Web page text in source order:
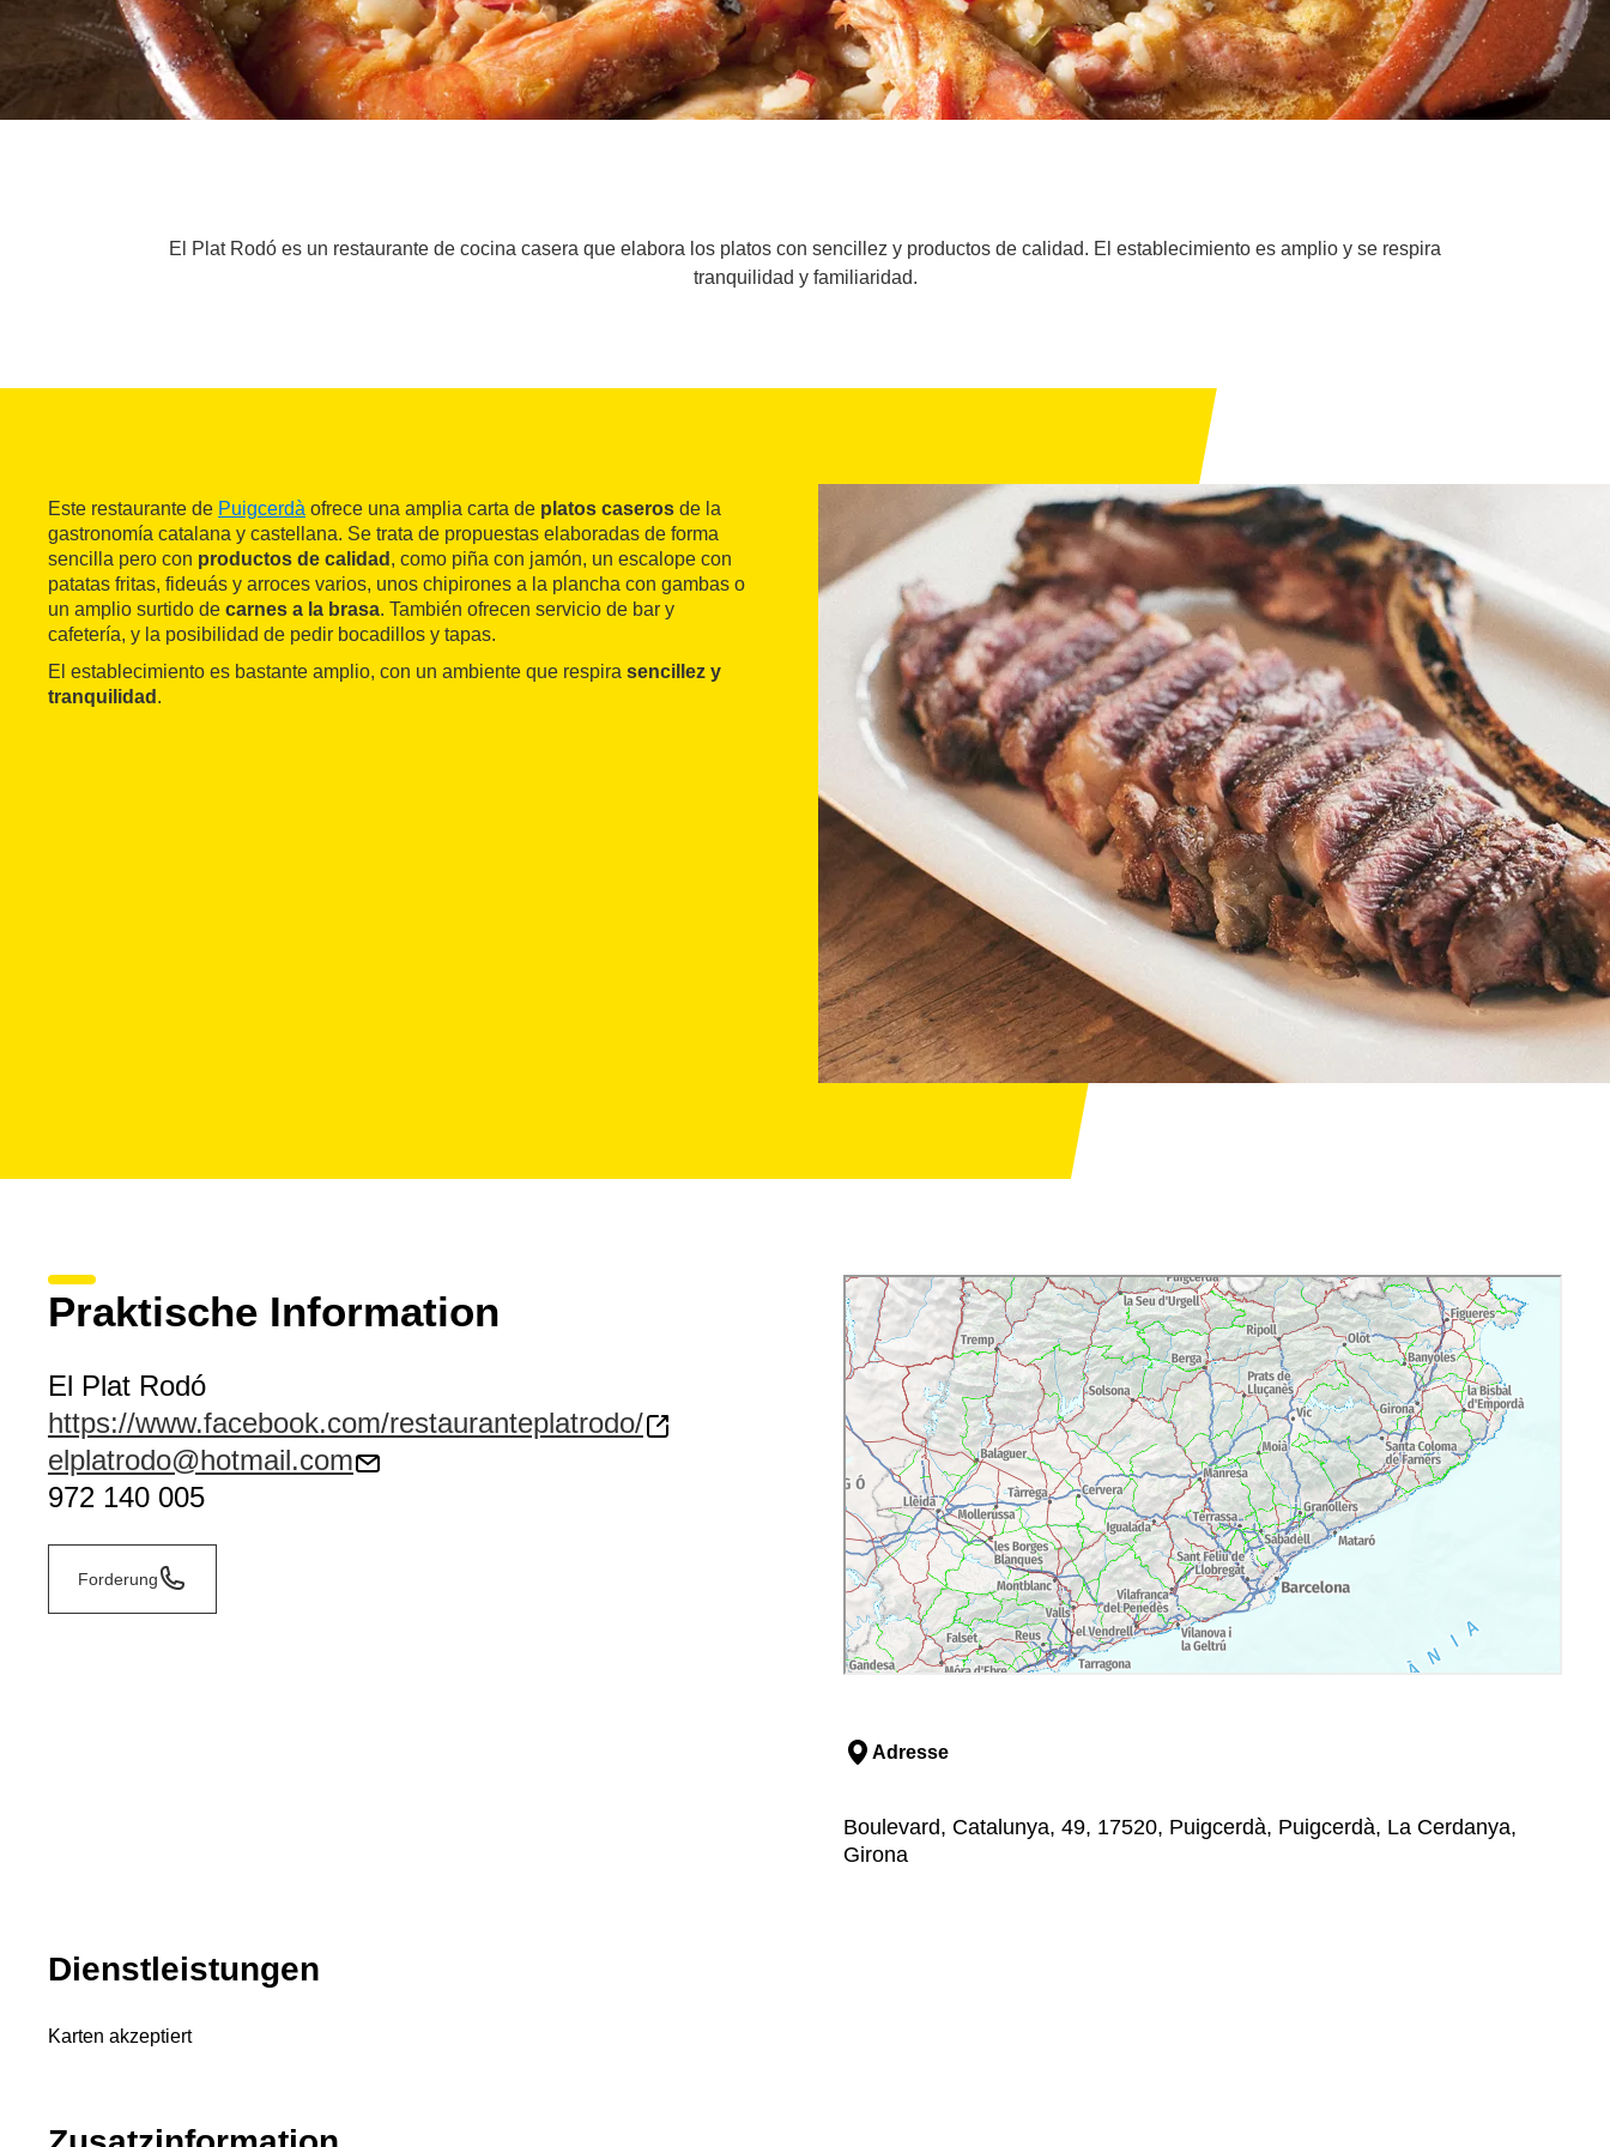
El Plat Rodó es un restaurante de cocina casera que elabora los platos con sencillez y productos de calidad. El establecimiento es amplio y se respira
tranquilidad y familiaridad.
Este restaurante de Puigcerdà ofrece una amplia carta de platos caseros de la
gastronomía catalana y castellana. Se trata de propuestas elaboradas de forma
sencilla pero con productos de calidad , como piña con jamón, un escalope con
patatas fritas, fideuás y arroces varios, unos chipirones a la plancha con gambas o
un amplio surtido de carnes a la brasa. También ofrecen servicio de bar y
cafetería, y la posibilidad de pedir bocadillos y tapas.
El establecimiento es bastante amplio, con un ambiente que respira sencillez y
tranquilidad .
Praktische Information
El Plat Rodó
https://www.facebook.com/restauranteplatrodo/
elplatrodo@hotmail.com
972 140 005
Forderung
Adresse
Boulevard, Catalunya, 49, 17520, Puigcerdà, Puigcerdà, La Cerdanya,
Girona
Dienstleistungen
Karten akzeptiert